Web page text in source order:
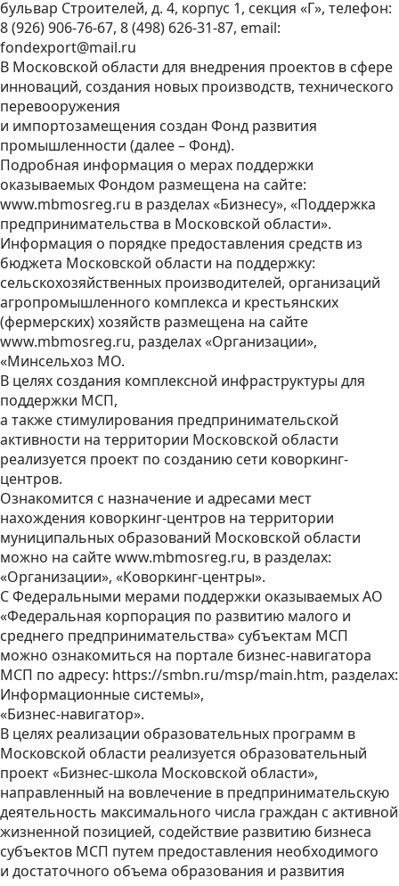
бульвар Строителей, д. 4, корпус 1, секция «Г», телефон:
8 (926) 906-76-67, 8 (498) 626-31-87, еmail:
fondexport@mail.ru
В Московской области для внедрения проектов в сфере
инноваций, создания новых производств, технического
перевооружения
и импортозамещения создан Фонд развития
промышленности (далее – Фонд).
Подробная информация о мерах поддержки
оказываемых Фондом размещена на сайте:
www.mbmosreg.ru в разделах «Бизнесу», «Поддержка
предпринимательства в Московской области».
Информация о порядке предоставления средств из
бюджета Московской области на поддержку:
сельскохозяйственных производителей, организаций
агропромышленного комплекса и крестьянских
(фермерских) хозяйств размещена на сайте
www.mbmosreg.ru, разделах «Организации»,
«Минсельхоз МО.
В целях создания комплексной инфраструктуры для
поддержки МСП,
а также стимулирования предпринимательской
активности на территории Московской области
реализуется проект по созданию сети коворкинг-
центров.
Ознакомится с назначение и адресами мест
нахождения коворкинг-центров на территории
муниципальных образований Московской области
можно на сайте www.mbmosreg.ru, в разделах:
«Организации», «Коворкинг-центры».
С Федеральными мерами поддержки оказываемых АО
«Федеральная корпорация по развитию малого и
среднего предпринимательства» субъектам МСП
можно ознакомиться на портале бизнес-навигатора
МСП по адресу: https://smbn.ru/msp/main.htm, разделах:
Информационные системы»,
«Бизнес-навигатор».
В целях реализации образовательных программ в
Московской области реализуется образовательный
проект «Бизнес-школа Московской области»,
направленный на вовлечение в предпринимательскую
деятельность максимального числа граждан с активной
жизненной позицией, содействие развитию бизнеса
субъектов МСП путем предоставления необходимого
и достаточного объема образования и развития